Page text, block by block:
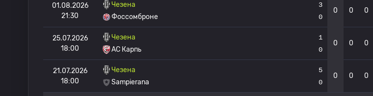
01.08.2026
21:30
Чезена
Фоссомброне
3
0
0 0 0
25.07.2026
18:00
Чезена
АС Карпь
1
0
0 0 0
21.07.2026
18:00
Чезена
Sampierana
5
0
0 0 0